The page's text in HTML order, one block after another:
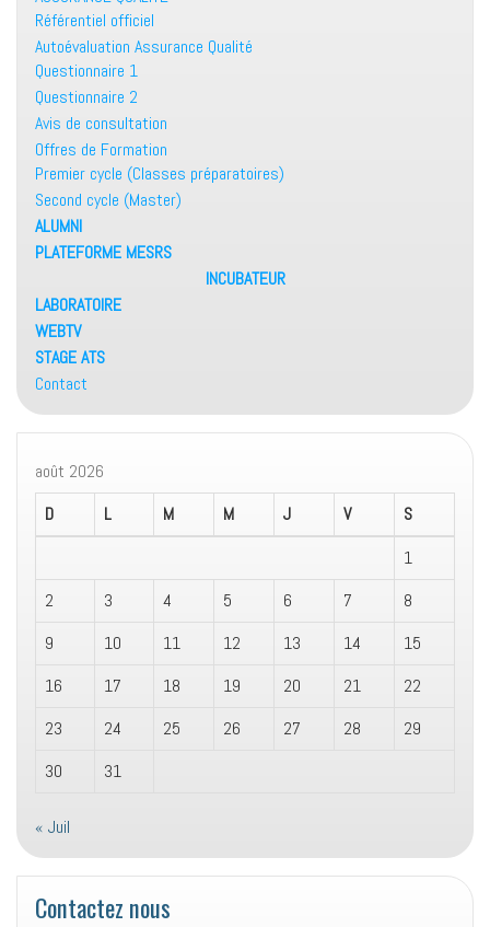
Référentiel officiel
Autoévaluation Assurance Qualité
Questionnaire 1
Questionnaire 2
Avis de consultation
Offres de Formation
Premier cycle (Classes préparatoires)
Second cycle (Master)
ALUMNI
PLATEFORME MESRS
INCUBATEUR
LABORATOIRE
WEBTV
STAGE ATS
Contact
août 2026
D
L M M J V
S
1
2
3 4 5 6 7
8
9
10 11 12 13 14
15
16
17 18 19 20 21
22
23
24 25 26 27 28
29
30
31
« Juil
Contactez nous